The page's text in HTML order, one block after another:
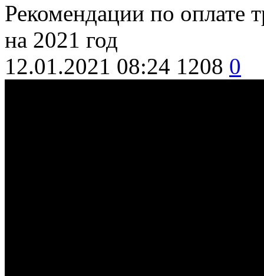
Рекомендации по оплате
на 2021 год
12.01.2021 08:24 1208 0